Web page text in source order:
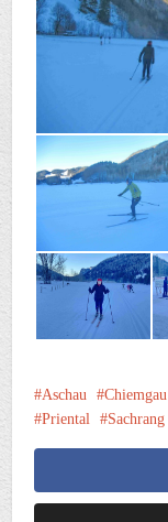
Aschau Chiemgau
Priental
Sachrang